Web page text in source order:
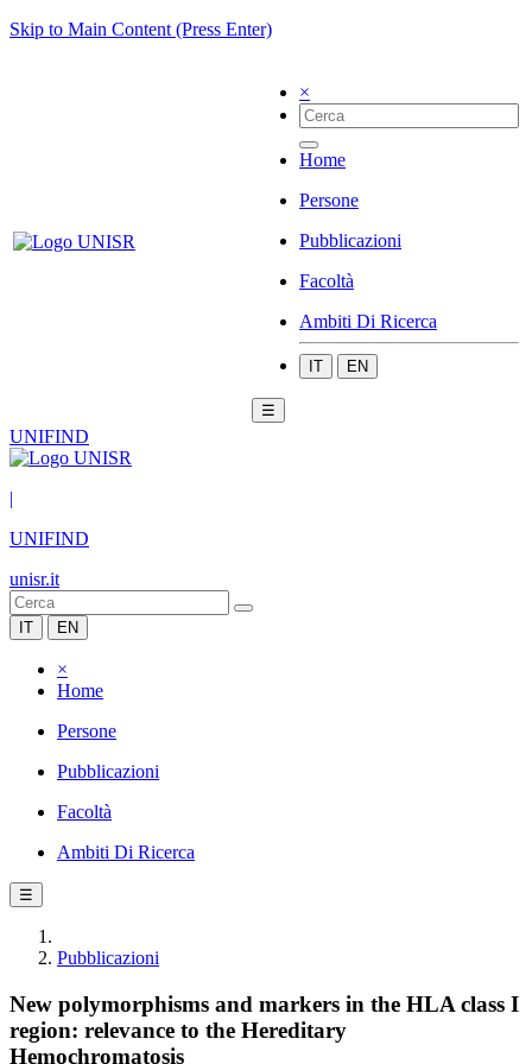
Skip to Main Content (Press Enter)
×
Home
Persone
Pubblicazioni
Facoltà
Ambiti Di Ricerca
IT EN
☰
UNIFIND
|
UNIFIND
unisr.it
IT EN
×
Home
Persone
Pubblicazioni
Facoltà
Ambiti Di Ricerca
☰
Pubblicazioni
New polymorphisms and markers in the HLA class I
region: relevance to the Hereditary
Hemochromatosis